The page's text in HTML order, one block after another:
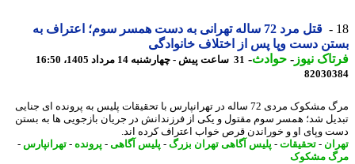
قتل مرد 72 ساله تهرانی به دست همسر سوم؛ اعتراف به
دست وپا پس از اختلاف خانوادگی
نیوز-حوادث -31 ساعت پیش - چهارشنبه 14 مرداد 1405، 16:50
مرگ مشکوک مردی 72 ساله در تهرانپارس با تحقیقات پلیس به پرونده ای جنایی
شد؛ همسر سوم مقتول و یکی از فرزندانش در جریان بازجویی ها به بستن
وپای او و خوراندن قرص خواب اعتراف کرده اند.
- تحقیقات-پلیس آگاهی تهران بزرگ- پلیس آگاهی-پرونده -تهرانپارس-
مشکوک